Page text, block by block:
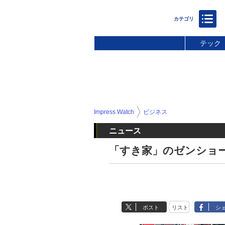
テック
Impress Watch ビジネス
ニュース
「すき家」のゼンショ
ポスト リスト シ